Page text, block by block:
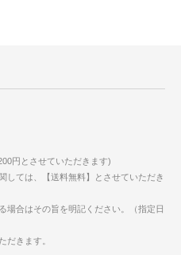
円とさせていただきます)
しては、【送料無料】とさせていただき
場合はその旨を明記ください。（指定日
だきます。